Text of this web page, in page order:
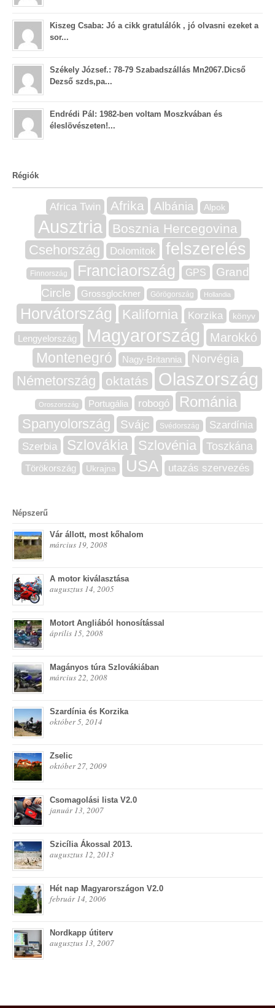
Kiszeg Csaba: Jó a cikk gratulálók , jó olvasni ezeket a
sor...
Székely József.: 78-79 Szabadszállás Mn2067.Dicső
Dezső szds,pa...
Endrédi Pál: 1982-ben voltam Moszkvában és
éleslövészeten!...
Régiók
Africa Twin Afrika Albánia Alpok
Ausztria Bosznia Hercegovina
Csehország Dolomitok felszerelés
Finnország Franciaország GPS
Grand
Circle
Grossglockner Görögország Hollandia
Horvátország Kalifornia Korzika könyv
Lengyelország Magyarország Marokkó
Montenegró Nagy-Britannia Norvégia
Németország oktatás Olaszország
Oroszország Portugália robogó Románia
Spanyolország Svájc Svédország
Szardínia
Szerbia
Szlovákia Szlovénia Toszkána
Törökország Ukrajna USA utazás szervezés
Népszerű
Vár állott, most kőhalom
március 19, 2008
A motor kiválasztása
augusztus 14, 2005
Motort Angliából honosítással
április 15, 2008
Magányos túra Szlovákiában
március 22, 2008
Szardínia és Korzika
október 5, 2014
Zselic
október 27, 2009
Csomagolási lista V2.0
január 13, 2007
Szicília Ákossal 2013.
augusztus 12, 2013
Hét nap Magyarországon V2.0
február 14, 2006
Nordkapp útiterv
augusztus 13, 2007